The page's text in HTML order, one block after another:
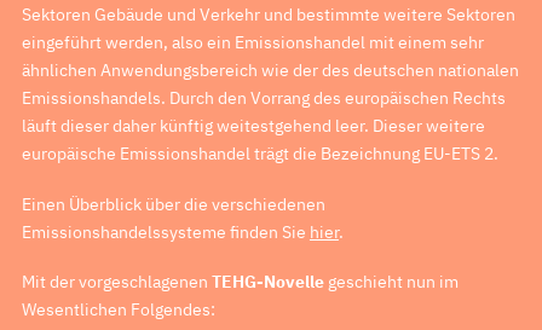
Sektoren Gebäude und Verkehr und bestimmte weitere Sektoren
eingeführt werden, also ein Emissionshandel mit einem sehr
ähnlichen Anwendungsbereich wie der des deutschen nationalen
Emissionshandels. Durch den Vorrang des europäischen Rechts
läuft dieser daher künftig weitestgehend leer. Dieser weitere
europäische Emissionshandel trägt die Bezeichnung EU-ETS 2.
Einen Überblick über die verschiedenen
Emissionshandelssysteme finden Sie hier.
Mit der vorgeschlagenen TEHG-Novellegeschieht nun im
Wesentlichen Folgendes: